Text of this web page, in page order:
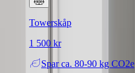
Towerskåp
1 500 kr
Spar ca. 80-90 kg CO2e